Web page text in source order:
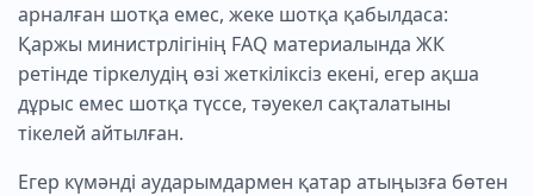
арналған шотқа емес, жеке шотқа қабылдаса:
Қаржы министрлігінің FAQ материалында ЖК
ретінде тіркелудің өзі жеткіліксіз екені, егер ақша
дұрыс емес шотқа түссе, тәуекел сақталатыны
тікелей айтылған.
Егер күмәнді аударымдармен қатар атыңызға бөтен